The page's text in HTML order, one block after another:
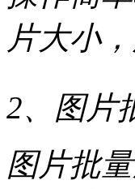
片大小
2、图片
图片批